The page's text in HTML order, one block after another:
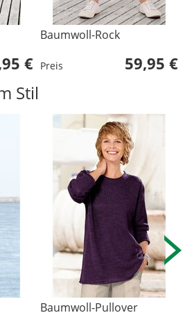
€
Baumwoll-Rock
Preis 59,95 €
Stil
Baumwoll-Pullover